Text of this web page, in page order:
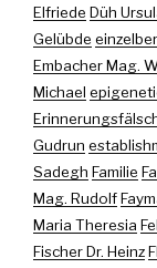
Elfriede Düh
Gelübde
Embacher Mag.
Michael
Gudrun
Sadegh Familie
Mag. Rudolf
Maria Theresia
Fischer Dr. Heinz